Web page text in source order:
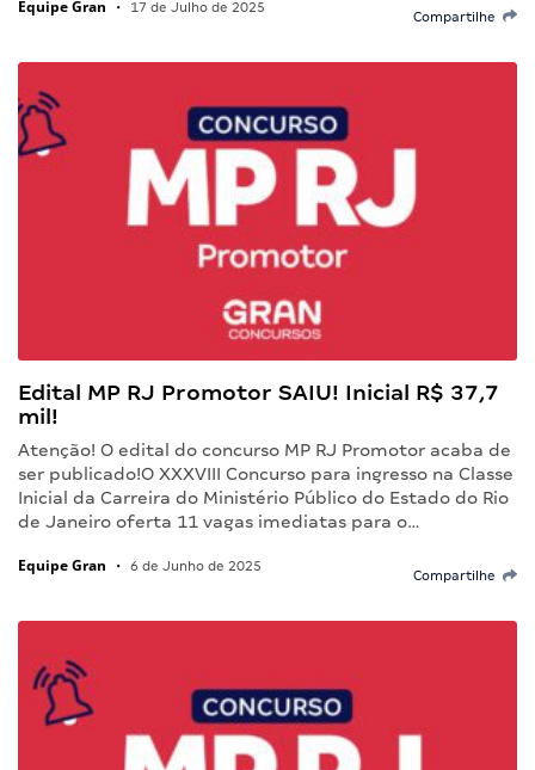
Equipe Gran • 17 de Julho de 2025
Compartilhe
Edital MP RJ Promotor SAIU! Inicial R$ 37,7
mil!
Atenção! O edital do concurso MP RJ Promotor acaba de
ser publicado!O XXXVIII Concurso para ingresso na Classe
Inicial da Carreira do Ministério Público do Estado do Rio
de Janeiro oferta 11 vagas imediatas para o…
Equipe Gran • 6 de Junho de 2025
Compartilhe